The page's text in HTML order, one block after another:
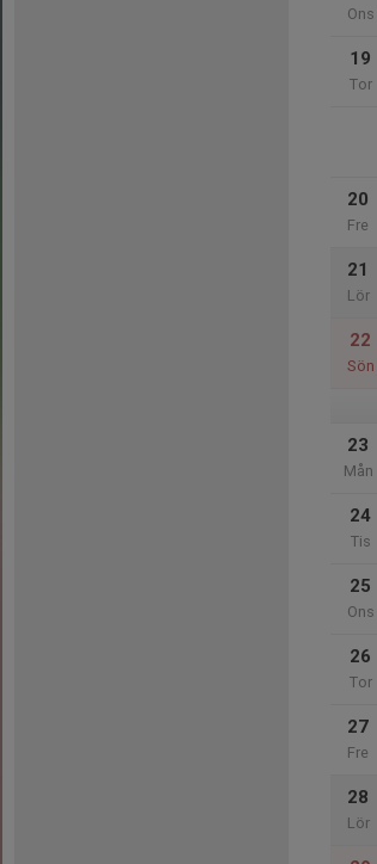
Ons
19
Tor
20
Fre
21
Lör
22
Sön
23
Mån
24
Tis
25
Ons
26
Tor
27
Fre
28
Lör